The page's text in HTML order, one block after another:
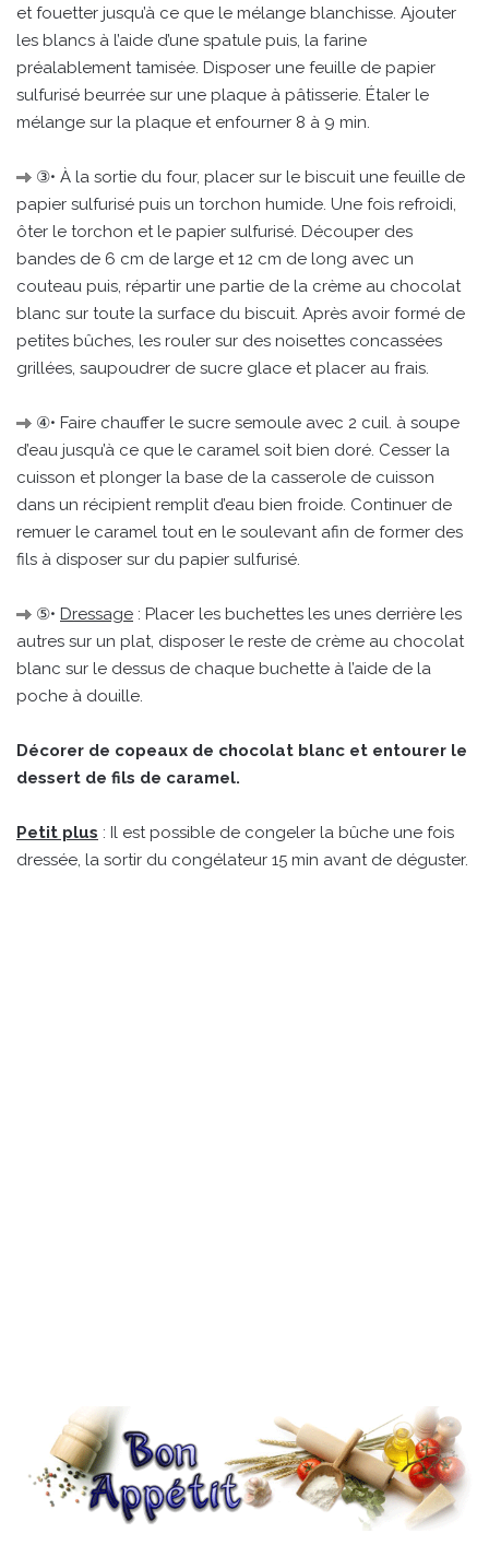
et fouetter jusqu’à ce que le mélange blanchisse. Ajouter
les blancs à l’aide d’une spatule puis, la farine
préalablement tamisée. Disposer une feuille de papier
sulfurisé beurrée sur une plaque à pâtisserie. Étaler le
mélange sur la plaque et enfourner 8 à 9 min.
③• À la sortie du four, placer sur le biscuit une feuille de
papier sulfurisé puis un torchon humide. Une fois refroidi,
ôter le torchon et le papier sulfurisé. Découper des
bandes de 6 cm de large et 12 cm de long avec un
couteau puis, répartir une partie de la crème au chocolat
blanc sur toute la surface du biscuit. Après avoir formé de
petites bûches, les rouler sur des noisettes concassées
grillées, saupoudrer de sucre glace et placer au frais.
④• Faire chauffer le sucre semoule avec 2 cuil. à soupe
d’eau jusqu’à ce que le caramel soit bien doré. Cesser la
cuisson et plonger la base de la casserole de cuisson
dans un récipient remplit d’eau bien froide. Continuer de
remuer le caramel tout en le soulevant afin de former des
fils à disposer sur du papier sulfurisé.
⑤• Dressage : Placer les buchettes les unes derrière les
autres sur un plat, disposer le reste de crème au chocolat
blanc sur le dessus de chaque buchette à l’aide de la
poche à douille.
Décorer de copeaux de chocolat blanc et entourer le
dessert de fils de caramel.
Petit plus : Il est possible de congeler la bûche une fois
dressée, la sortir du congélateur 15 min avant de déguster.